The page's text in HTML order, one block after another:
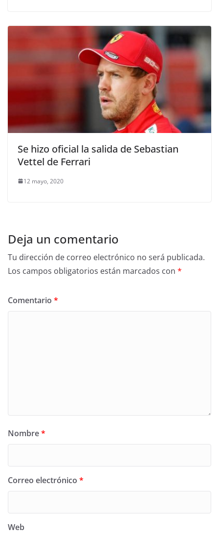
Se hizo oficial la salida de Sebastian
Vettel de Ferrari
12 mayo, 2020
Deja un comentario
Tu dirección de correo electrónico no será publicada.
Los campos obligatorios están marcados con *
Comentario *
Nombre*
Correo electrónico *
Web